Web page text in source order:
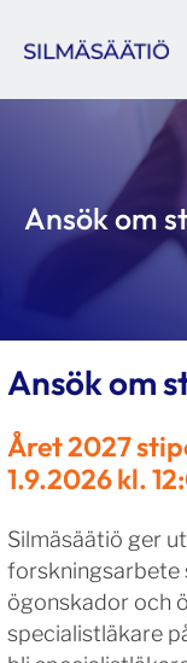
Ansök om
Ansök om
Året 2027
1.9.2026 kl.
Silmäsäätiö ger
forskningsarbete
ögonskador och
specialistläkare